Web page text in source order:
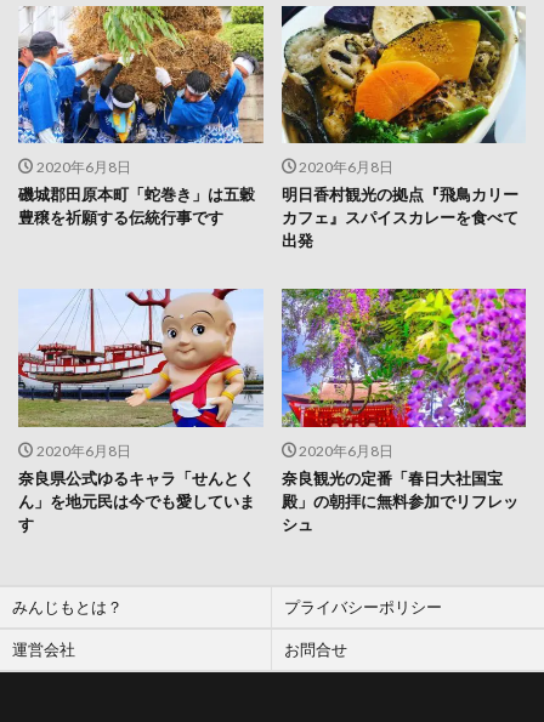
2020年6月8日
磯城郡田原本町「蛇巻き」は五穀
豊穣を祈願する伝統行事です
2020年6月8日
明日香村観光の拠点『飛鳥カリー
カフェ』スパイスカレーを食べて
出発
2020年6月8日
奈良県公式ゆるキャラ「せんとく
ん」を地元民は今でも愛していま
す
2020年6月8日
奈良観光の定番「春日大社国宝
殿」の朝拝に無料参加でリフレッ
シュ
みんじもとは？
運営会社
プライバシーポリシー
お問合せ